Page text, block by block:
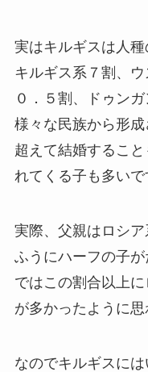
実はキルギスは人種
キルギス系７割、
０．５割、ドゥン
様々な民族から形
超えて結婚するこ
れてくる子も多いで
実際、父親はロシ
ふうにハーフの子
ではこの割合以上
が多かったように思
なのでキルギスに